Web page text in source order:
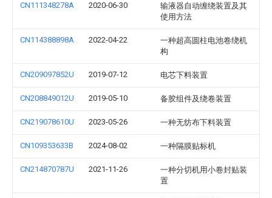
CN111348278A 2020-06-30
输液器自动缠绕装置及其
使用方法
CN114388898A 2022-04-22
一种超高圆柱电池卷绕机
构
CN209097852U 2019-07-12 电芯下料装置
CN208849012U 2019-05-10 备胶组件及绕卷装置
CN219078610U 2023-05-26 一种无纺布下料装置
CN109353633B 2024-08-02 一种隔膜贴标机
CN214870787U 2021-11-26
一种分切机用小卷封贴装
置